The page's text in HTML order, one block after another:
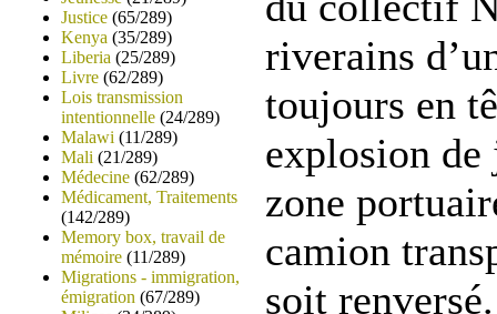
Justice (65/289)
Kenya (35/289)
Liberia (25/289)
Livre (62/289)
Lois transmission
intentionnelle (24/289)
Malawi (11/289)
Mali (21/289)
Médecine (62/289)
Médicament, Traitements
(142/289)
Memory box, travail de
mémoire (11/289)
Migrations - immigration,
émigration (67/289)
riverains
toujours en
explosion
zone
camion
soit